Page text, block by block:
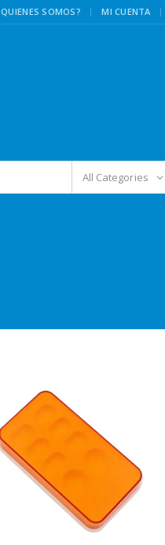
QUIENES SOMOS? MI CUENTA
All Categories